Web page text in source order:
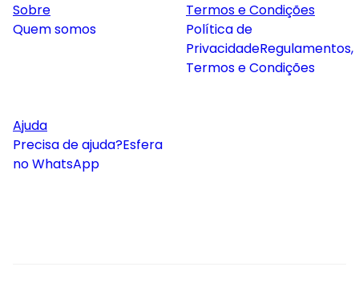
Sobre
Quem somos
Termos e Condições
Política de
PrivacidadeRegulamentos,
Termos e Condições
Ajuda
Precisa de ajuda?Esfera
no WhatsApp